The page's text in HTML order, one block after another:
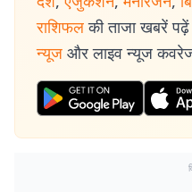
राशिफल की ताजा खबरें पढ़ें
न्यूज और लाइव न्यूज